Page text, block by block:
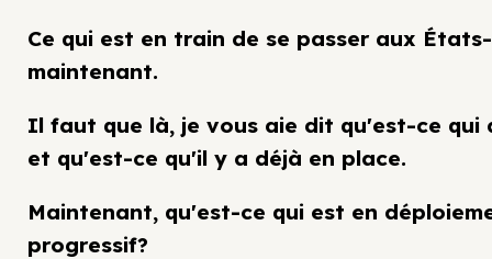
Ce qui est en train de se passer aux
maintenant.
Il faut que là, je vous aie dit qu'est-ce qui
et qu'est-ce qu'il y a déjà en place.
Maintenant, qu'est-ce qui est en
progressif?